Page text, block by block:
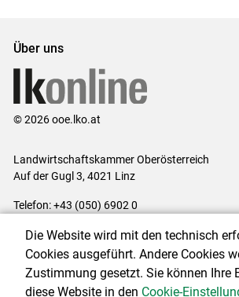
Über uns
© 2026 ooe.lko.at
Landwirtschaftskammer Oberösterreich
Auf der Gugl 3, 4021 Linz
Telefon: +43 (050) 6902 0
Impressum|Kontakt|Gewinnspiele|
Barrierefreiheit
Cookie-Einstellungen
Die Website wird mit den technisch
Cookies ausgeführt. Andere Cookies
Zustimmung gesetzt. Sie können Ihre
diese Website in den Cookie-